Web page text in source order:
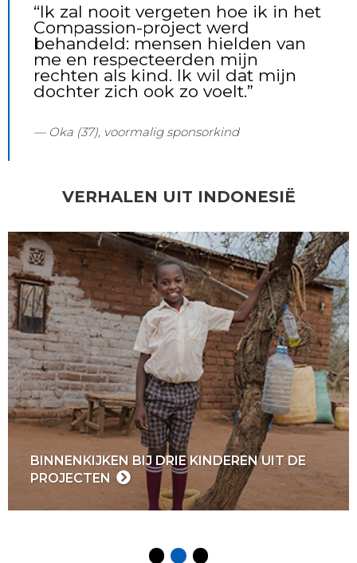
“Ik zal nooit vergeten hoe ik in het
Compassion-project werd
behandeld: mensen hielden van
me en respecteerden mijn
rechten als kind. Ik wil dat mijn
dochter zich ook zo voelt.”
Oka (37), voormalig sponsorkind
VERHALEN UIT INDONESIË
BINNENKIJKEN BIJ DRIE KINDEREN UIT DE
PROJECTEN